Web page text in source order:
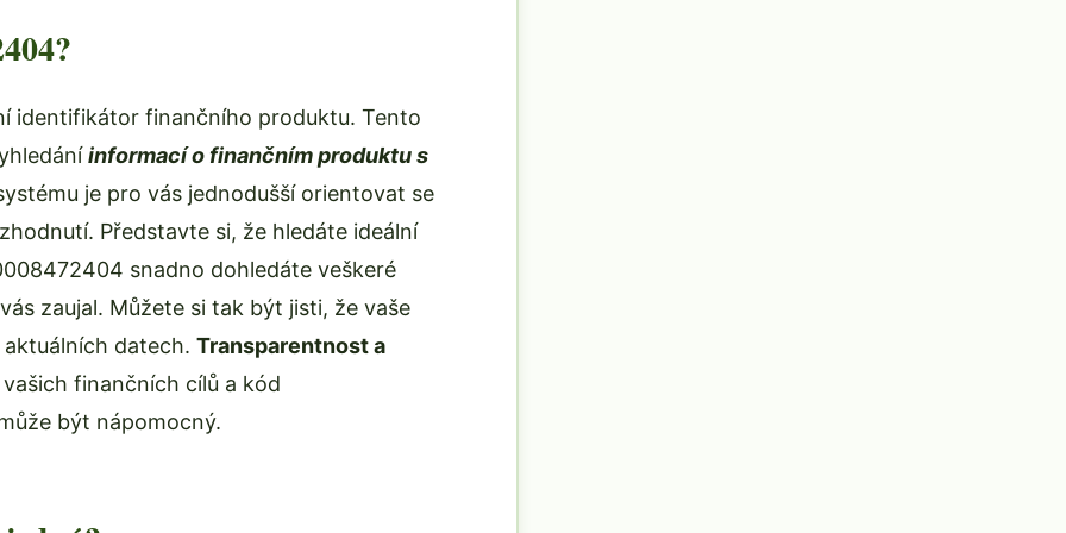
identifikátor finančního produktu. Tento
informací o finančním produktu s
je pro vás jednodušší orientovat se
Představte si, že hledáte ideální
snadno dohledáte veškeré
zaujal. Můžete si tak být jisti, že vaše
datech. Transparentnost a
finančních cílů a kód
být nápomocný.